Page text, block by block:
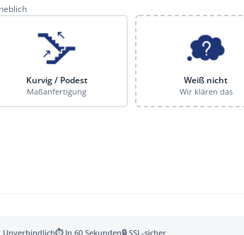
Kurvig / Podest
Maßanfertigung
Weiß nicht
Wir klären das
Unverbindlich⏱ In 60 Sekunden🔒 SSL-sicher